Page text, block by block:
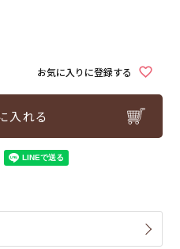
お気に入りに登録する
入れる